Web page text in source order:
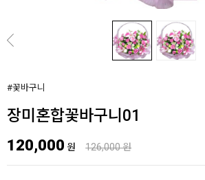
#꽃바구니
장미혼합꽃바구니01
120,000 원 126,000 원